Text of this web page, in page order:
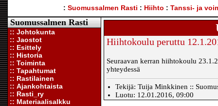
: Suomussalmen Rasti : Hiihto : Tanssi- ja
Suomussalmen Rasti
:: Johtokunta
:: Jaostot
:: Esittely
:: Historia
:: Toiminta
:: Tapahtumat
:: Rastilainen
:: Ajankohtaista
:: Rasti_ry
:: Materiaalisalkku
Hiihtokoulu peruttu
Seuraavan kerran hiihtokoulu
yhteydessä
Tekijä: Tuija Minkkinen ::
Luotu: 12.01.2016, 09:00